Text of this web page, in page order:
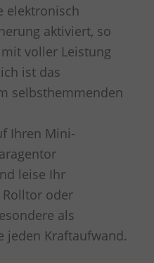
elektronisch
aktiviert, so
voller Leistung
ist das
selbsthemmenden
Ihren Mini-
leise Ihr
Rolltor oder
als
jeden Kraftaufwand.